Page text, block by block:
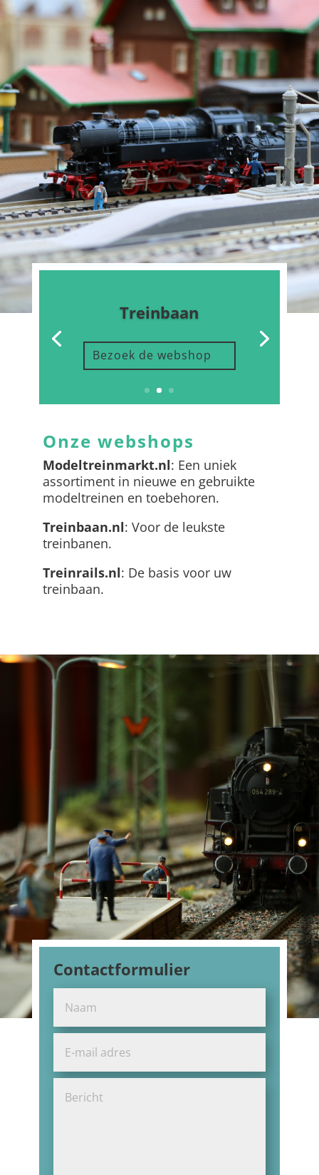
Treinbaan
Bezoek de webshop
Onze webshops
Modeltreinmarkt.nl: Een uniek
assortiment in nieuwe en gebruikte
modeltreinen en toebehoren.
Treinbaan.nl: Voor de leukste
treinbanen.
Treinrails.nl: De basis voor uw
treinbaan.
Contactformulier